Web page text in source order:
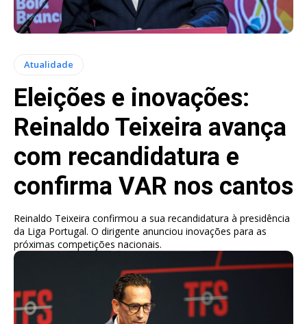
Atualidade
Eleições e inovações:
Reinaldo Teixeira avança
com recandidatura e
confirma VAR nos cantos
Reinaldo Teixeira confirmou a sua recandidatura à presidência
da Liga Portugal. O dirigente anunciou inovações para as
próximas competições nacionais.